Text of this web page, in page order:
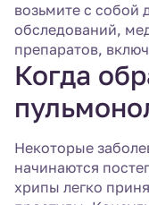
возьмите с собой
обследований,
препаратов,
Когда
Некоторые
начинаются
хрипы легко